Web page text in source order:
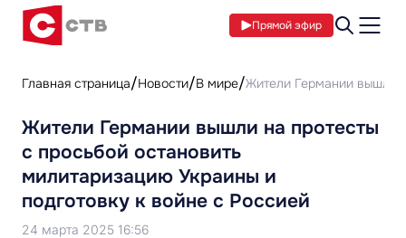
Прямой эфир
Главная страница Новости В мире Жители Германии вышли
Жители Германии вышли на протесты
с просьбой остановить
милитаризацию Украины и
подготовку к войне с Россией
24 марта 2025 16:56